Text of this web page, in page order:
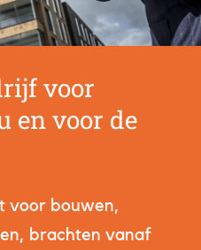
voor
en voor de
voor bouwen,
brachten vanaf